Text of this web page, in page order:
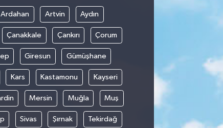
Ardahan Artvin Aydın
Çanakkale Çankırı Çorum
Giresun Gümüşhane
Kars Kastamonu Kayseri
Mersin Muğla Muş
Sivas Şırnak Tekirdağ